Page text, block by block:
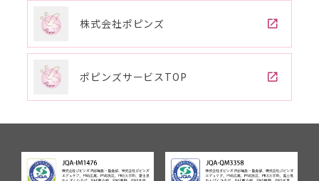
株式会社ポピンズ
ポピンズサービスTOP